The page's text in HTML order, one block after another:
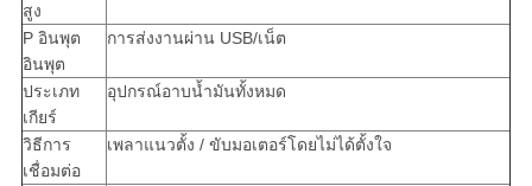
สูง
P อินพุต
อินพุต
การส่งงานผ่าน USB/เน็ต
ประเภท
เกียร์
อุปกรณ์อาบน้ำมันทั้งหมด
วิธีการ
เชื่อมต่อ
เพลาแนวตั้ง / ขับมอเตอร์โดยไม่ได้ตั้งใจ